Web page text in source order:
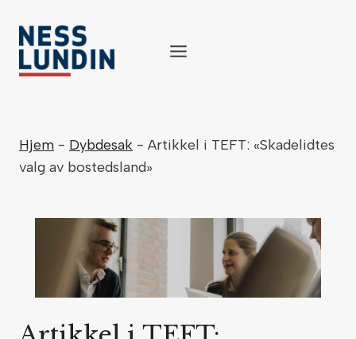
content
Hjem - Dybdesak - Artikkel i TEFT: «Skadelidtes
valg av bostedsland»